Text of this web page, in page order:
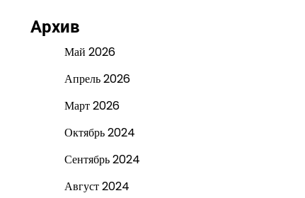
Архив
Май 2026
Апрель 2026
Март 2026
Октябрь 2024
Сентябрь 2024
Август 2024